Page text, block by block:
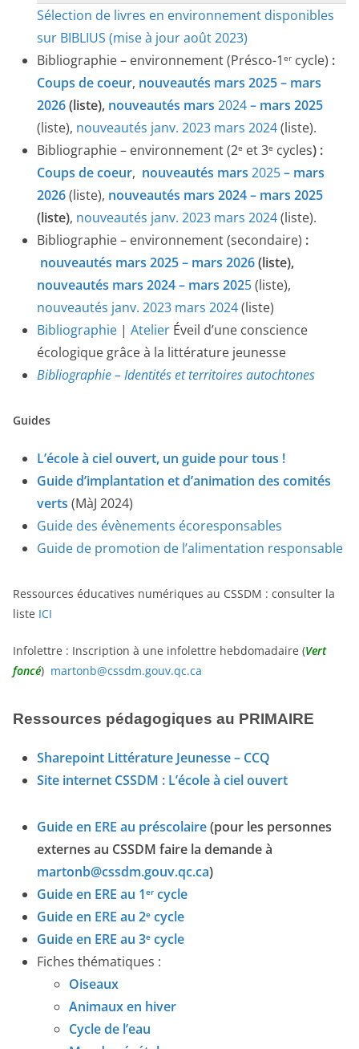
Sélection de livres en environnement disponibles
sur BIBLIUS (mise à jour août 2023)
Bibliographie – environnement (Présco-1 er cycle) :
Coups de coeur, nouveautés mars 2025 – mars
2026(liste), nouveautés mars 2024– mars 2025
(liste), nouveautés janv. 2023 mars 2024(liste).
Bibliographie – environnement (2e et 3e cycles) :
Coups de coeur, nouveautés mars 2025– mars
2026(liste), nouveautés mars 2024 – mars 2025
(liste), nouveautés janv. 2023 mars 2024(liste).
Bibliographie – environnement (secondaire) :
nouveautés mars 2025 – mars 2026(liste),
nouveautés mars 2024 – mars 2025(liste),
nouveautés janv. 2023 mars 2024(liste)
Bibliographie | Atelier Éveil d’une conscience
écologique grâce à la littérature jeunesse
Bibliographie – Identités et territoires autochtones
Guides
L’école à ciel ouvert, un guide pour tous !
Guide d’implantation et d’animation des comités
verts (MàJ 2024)
Guide des évènements écoresponsables
Guide de promotion de l’alimentation responsable
Ressources éducatives numériques au CSSDM : consulter la
liste ICI
Infolettre : Inscription à une infolettre hebdomadaire (Vert
foncé) martonb@cssdm.gouv.qc.ca
Ressources pédagogiques au PRIMAIRE
Sharepoint Littérature Jeunesse – CCQ
Site internet CSSDM : L’école à ciel ouvert
Guide en ERE au préscolaire(pour les personnes
externes au CSSDM faire la demande à
martonb@cssdm.gouv.qc.ca)
Guide en ERE au 1er cycle
Guide en ERE au 2e cycle
Guide en ERE au 3e cycle
Fiches thématiques :
Oiseaux
Animaux en hiver
Cycle de l’eau